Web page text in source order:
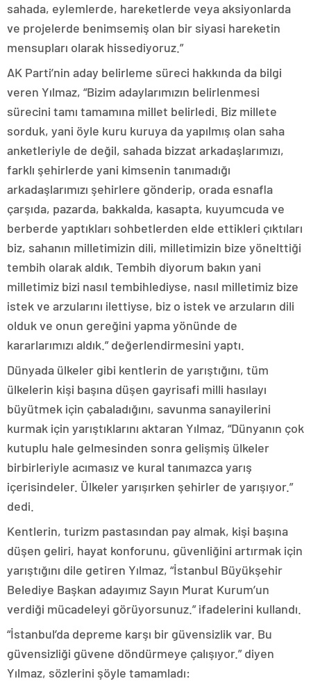
sahada, eylemlerde, hareketlerde veya aksiyonlarda
ve projelerde benimsemiş olan bir siyasi hareketin
mensupları olarak hissediyoruz.”
AK Parti’nin aday belirleme süreci hakkında da bilgi
veren Yılmaz, “Bizim adaylarımızın belirlenmesi
sürecini tamı tamamına millet belirledi. Biz millete
sorduk, yani öyle kuru kuruya da yapılmış olan saha
anketleriyle de değil, sahada bizzat arkadaşlarımızı,
farklı şehirlerde yani kimsenin tanımadığı
arkadaşlarımızı şehirlere gönderip, orada esnafla
çarşıda, pazarda, bakkalda, kasapta, kuyumcuda ve
berberde yaptıkları sohbetlerden elde ettikleri çıktıları
biz, sahanın milletimizin dili, milletimizin bize yönelttiği
tembih olarak aldık. Tembih diyorum bakın yani
milletimiz bizi nasıl tembihlediyse, nasıl milletimiz bize
istek ve arzularını ilettiyse, biz o istek ve arzuların dili
olduk ve onun gereğini yapma yönünde de
kararlarımızı aldık.” değerlendirmesini yaptı.
Dünyada ülkeler gibi kentlerin de yarıştığını, tüm
ülkelerin kişi başına düşen gayrisafi milli hasılayı
büyütmek için çabaladığını, savunma sanayilerini
kurmak için yarıştıklarını aktaran Yılmaz, “Dünyanın çok
kutuplu hale gelmesinden sonra gelişmiş ülkeler
birbirleriyle acımasız ve kural tanımazca yarış
içerisindeler. Ülkeler yarışırken şehirler de yarışıyor.”
dedi.
Kentlerin, turizm pastasından pay almak, kişi başına
düşen geliri, hayat konforunu, güvenliğini artırmak için
yarıştığını dile getiren Yılmaz, “İstanbul Büyükşehir
Belediye Başkan adayımız Sayın Murat Kurum’un
verdiği mücadeleyi görüyorsunuz.” ifadelerini kullandı.
“İstanbul’da depreme karşı bir güvensizlik var. Bu
güvensizliği güvene döndürmeye çalışıyor.” diyen
Yılmaz, sözlerini şöyle tamamladı: